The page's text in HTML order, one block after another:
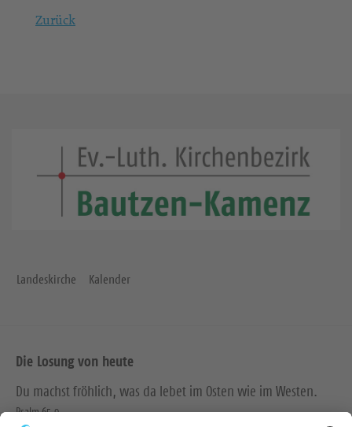
Zurück
Landeskirche Kalender
Die Losung von heute
Du machst fröhlich, was da lebet im Osten wie im Westen.
Psalm 65,9